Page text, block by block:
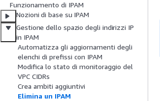
Funzionamento di IPAM
Nozioni di base su IPAM
Gestione dello spazio degli indirizzi IP
in IPAM
Automatizza gli aggiornamenti degli
elenchi di prefissi con IPAM
Modifica lo stato di monitoraggio del
VPC CIDRs
Crea ambiti aggiuntivi
Elimina un IPAM